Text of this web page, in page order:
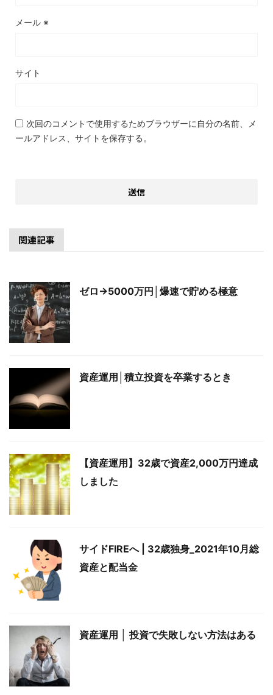
メール ※
サイト
次回のコメントで使用するためブラウザーに自分の名前、メ
ールアドレス、サイトを保存する。
関連記事
ゼロ→5000万円│爆速で貯める極意
資産運用│積立投資を卒業するとき
【資産運用】32歳で資産2,000万円達成
しました
サイドFIREへ | 32歳独身_2021年10月総
資産と配当金
資産運用 │ 投資で失敗しない方法はある